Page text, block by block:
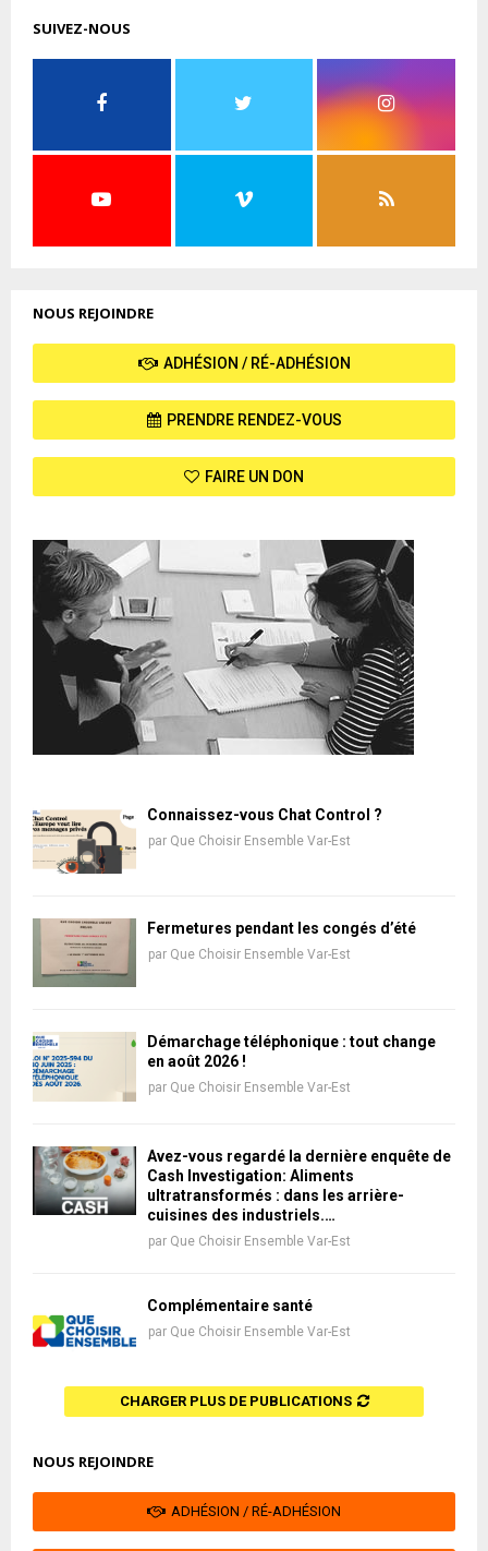
SUIVEZ-NOUS
NOUS REJOINDRE
ADHÉSION / RÉ-ADHÉSION
PRENDRE RENDEZ-VOUS
FAIRE UN DON
Connaissez-vous Chat Control ?
par Que Choisir Ensemble Var-Est
Fermetures pendant les congés d’été
par Que Choisir Ensemble Var-Est
Démarchage téléphonique : tout change
en août 2026 !
par Que Choisir Ensemble Var-Est
Avez-vous regardé la dernière enquête de
Cash Investigation: Aliments
ultratransformés : dans les arrière-
cuisines des industriels.…
par Que Choisir Ensemble Var-Est
Complémentaire santé
par Que Choisir Ensemble Var-Est
CHARGER PLUS DE PUBLICATIONS
NOUS REJOINDRE
ADHÉSION / RÉ-ADHÉSION